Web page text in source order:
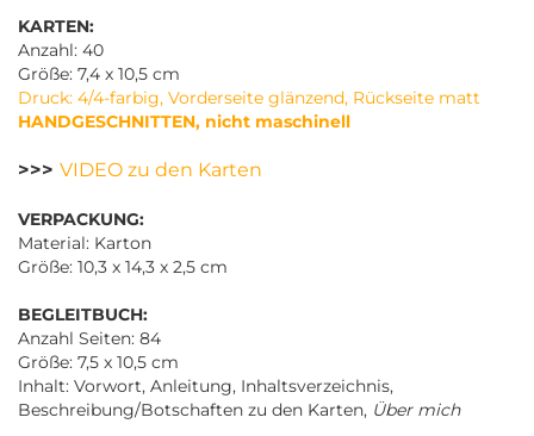
KARTEN:
Anzahl: 40
Größe: 7,4 x 10,5 cm
Druck: 4/4-farbig, Vorderseite glänzend, Rückseite matt
HANDGESCHNITTEN, nicht maschinell
>>> VIDEO zu den Karten
VERPACKUNG:
Material: Karton
Größe: 10,3 x 14,3 x 2,5 cm
BEGLEITBUCH:
Anzahl Seiten: 84
Größe: 7,5 x 10,5 cm
Inhalt: Vorwort, Anleitung, Inhaltsverzeichnis,
Beschreibung/Botschaften zu den Karten, Über mich